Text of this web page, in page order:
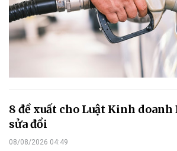
8 đề xuất cho Luật Kinh doanh
sửa đổi
08/08/2026 04:49